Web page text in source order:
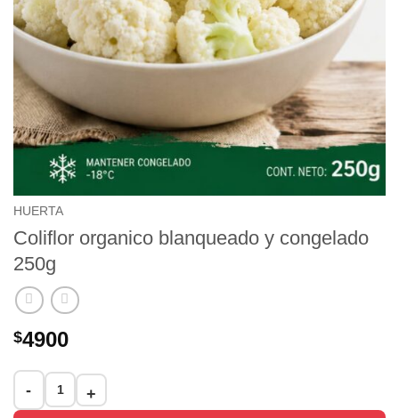
HUERTA
Coliflor organico blanqueado y congelado
250g
$4900
Coliflor organico blanqueado y congelado 250g cantidad